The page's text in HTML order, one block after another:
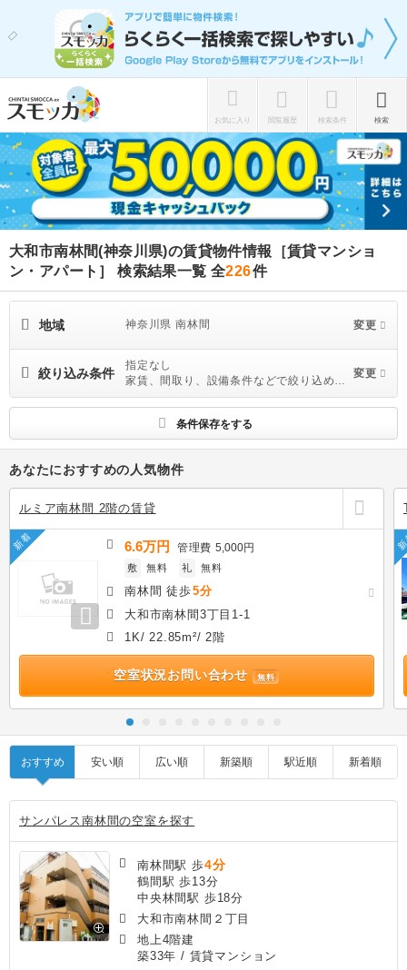
お気に入り 閲覧履歴 検索条件 検索
大和市南林間(神奈川県)の賃貸物件情報［賃貸マンショ
ン・アパート］ 検索結果一覧 全226件
地域 神奈川県 南林間 変更
絞り込み条件
指定なし
家賃、間取り、設備条件などで絞り込めま
す
変更
条件保存をする
あなたにおすすめの人気物件
ルミア南林間 2階の賃貸
新着 6.6万円 管理費5,000円
敷 無料 礼 無料
南林間 徒歩5分
大和市南林間3丁目1-1
1K/ 22.85m²/ 2階
空室状況お問い合わせ 無料
おすすめ 安い順 広い順 新築順 駅近順 新着順
サンパレス南林間の空室を探す
南林間駅 歩4分
鶴間駅 歩13分
中央林間駅 歩18分
大和市南林間２丁目
地上4階建
築33年 / 賃貸マンション